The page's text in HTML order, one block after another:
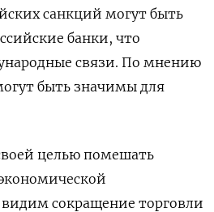
санкций могут быть
банки, что
связи. По мнению
быть значимы для
целью помешать
сокращение торговли